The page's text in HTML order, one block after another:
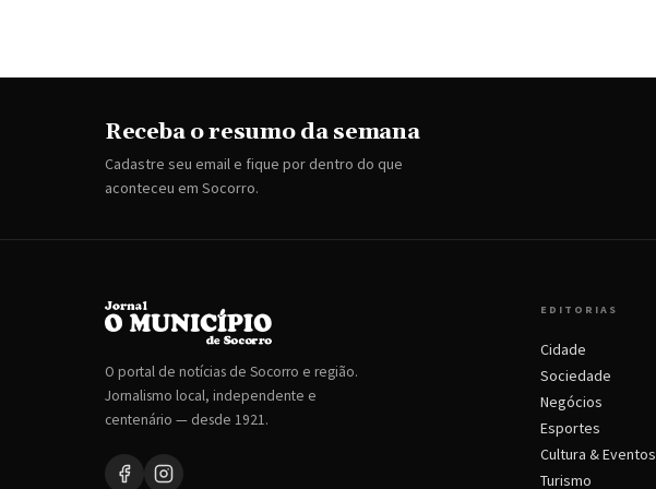
Receba o resumo da semana
Cadastre seu email e fique por dentro do que
aconteceu em Socorro.
O portal de notícias de Socorro e região.
Jornalismo local, independente e
centenário — desde 1921.
EDITORIAS
Cidade
Sociedade
Negócios
Esportes
Cultura & Eventos
Turismo